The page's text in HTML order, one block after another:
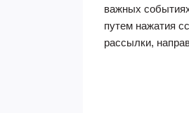
важных
путем нажатия
рассылки,